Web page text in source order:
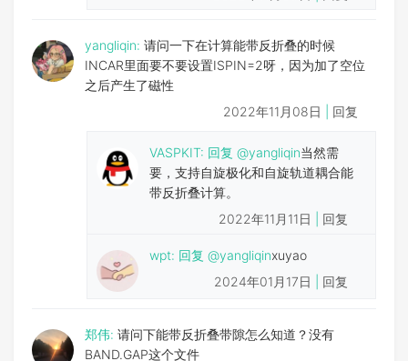
yangliqin: 请问一下在计算能带反折叠的时候
INCAR里面要不要设置ISPIN=2呀，因为加了空位
之后产生了磁性
2022年11月08日
回复
VASPKIT: 回复 @yangliqin当然需
要，支持自旋极化和自旋轨道耦合能
带反折叠计算。
2022年11月11日
回复
wpt: 回复 @yangliqinxuyao
2024年01月17日
回复
郑伟: 请问下能带反折叠带隙怎么知道？没有
BAND.GAP这个文件